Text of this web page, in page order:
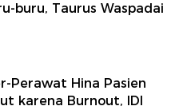
buru, Taurus Waspadai
Perawat Hina Pasien
karena Burnout, IDI